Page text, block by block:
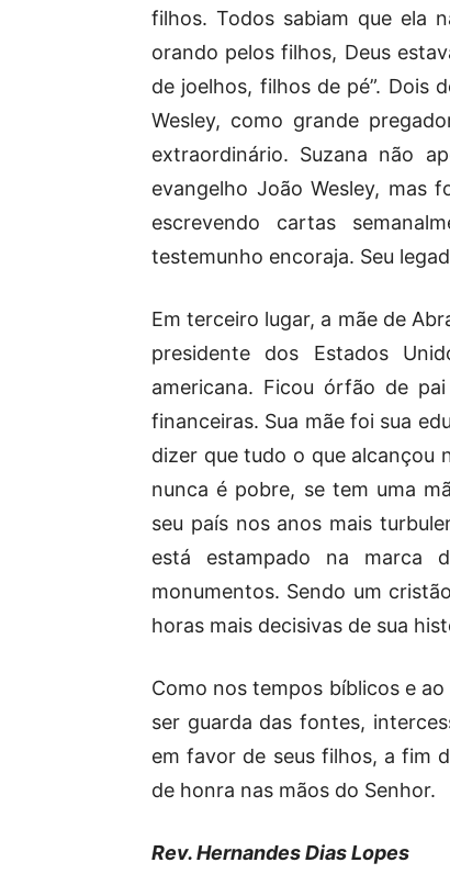
filhos. Todos sabiam que ela
orando pelos filhos, Deus
de joelhos, filhos de pé”. Dois
Wesley, como grande
extraordinário. Suzana não
evangelho João Wesley, mas
escrevendo cartas
testemunho encoraja. Seu
Em terceiro lugar, a mãe de
presidente dos Estados
americana. Ficou órfão de
financeiras. Sua mãe foi sua
dizer que tudo o que alcançou
nunca é pobre, se tem uma
seu país nos anos mais
está estampado na marca
monumentos. Sendo um
horas mais decisivas de sua
Como nos tempos bíblicos e
ser guarda das fontes,
em favor de seus filhos, a fim
de honra nas mãos do Senhor.
Rev. Hernandes Dias Lopes